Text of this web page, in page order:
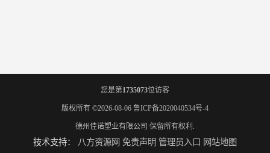
您是第1735073位访客
版权所有 ©2026-08-06 鲁ICP备2020040534号-4
德州佳诺塑业有限公司 保留所有权利.
技术支持： 八方资源网 免责声明 管理员入口 网站地图